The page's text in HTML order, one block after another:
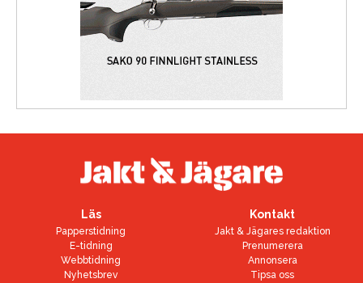
Läs
Papperstidning
E-tidning
Webbtidning
Nyhetsbrev
Kontakt
Jakt & Jägares redaktion
Prenumerera
Annonsera
Tipsa oss